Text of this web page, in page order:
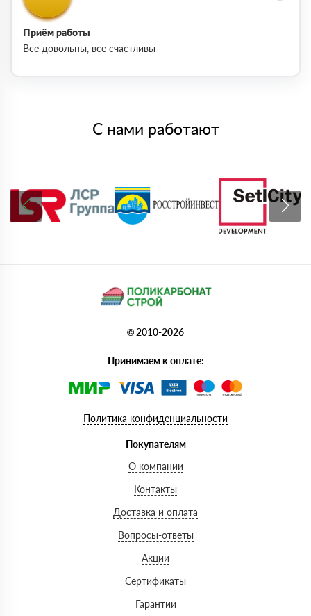
Приём работы
Все довольны, все счастливы
С нами работают
© 2010-2026
Принимаем к оплате:
Политика конфиденциальности
Покупателям
О компании
Контакты
Доставка и оплата
Вопросы-ответы
Акции
Сертификаты
Гарантии